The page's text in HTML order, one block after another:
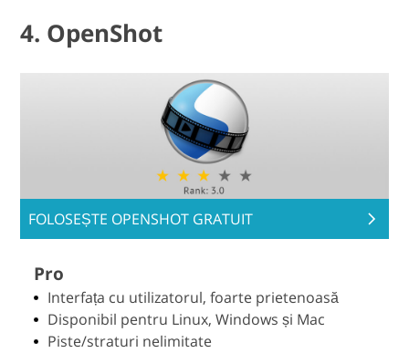
4. OpenShot
FOLOSEȘTE OPENSHOT GRATUIT
Pro
Interfața cu utilizatorul, foarte prietenoasă
Disponibil pentru Linux, Windows și Mac
Piste/straturi nelimitate